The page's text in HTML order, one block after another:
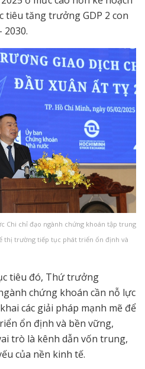
tiêu tăng trưởng GDP 2 con
Chi chỉ đạo ngành chứng khoán tập trung
thị trường tiếp tục phát triển ổn định và
tiêu đó, Thứ trưởng
chứng khoán cần nỗ lực
các giải pháp mạnh mẽ để
ổn định và bền vững,
trò là kênh dẫn vốn trung,
của nền kinh tế.